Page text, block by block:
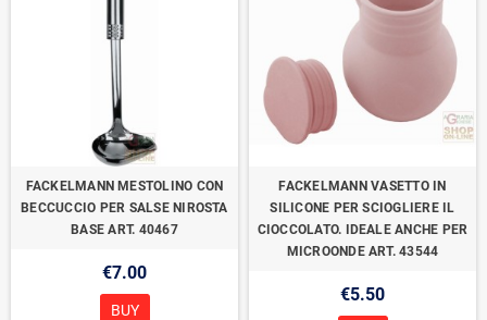
FACKELMANN MESTOLINO CON
BECCUCCIO PER SALSE NIROSTA
BASE ART. 40467
€7.00
BUY
FACKELMANN VASETTO IN
SILICONE PER SCIOGLIERE IL
CIOCCOLATO. IDEALE ANCHE PER
MICROONDE ART. 43544
€5.50